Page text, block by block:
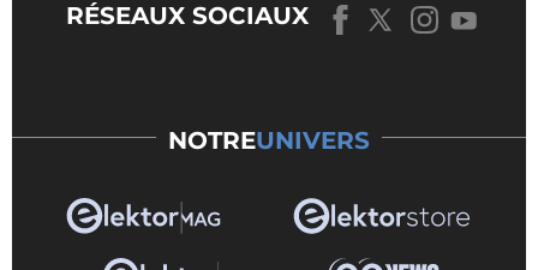
RÉSEAUX SOCIAUX
NOTREUNIVERS